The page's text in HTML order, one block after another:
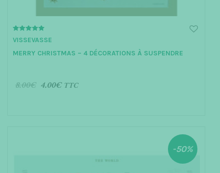
out of 5
VISSEVASSE
MERRY CHRISTMAS – 4 DÉCORATIONS À SUSPENDRE
8.00€ 4.00€ TTC
-50%